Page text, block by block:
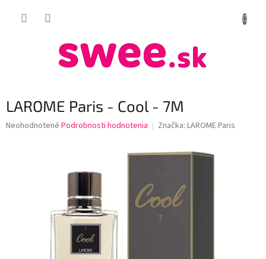
LAROME Paris - Cool - 7M
Priemerné
Neohodnotené Podrobnosti hodnotenia Značka: LAROME Paris